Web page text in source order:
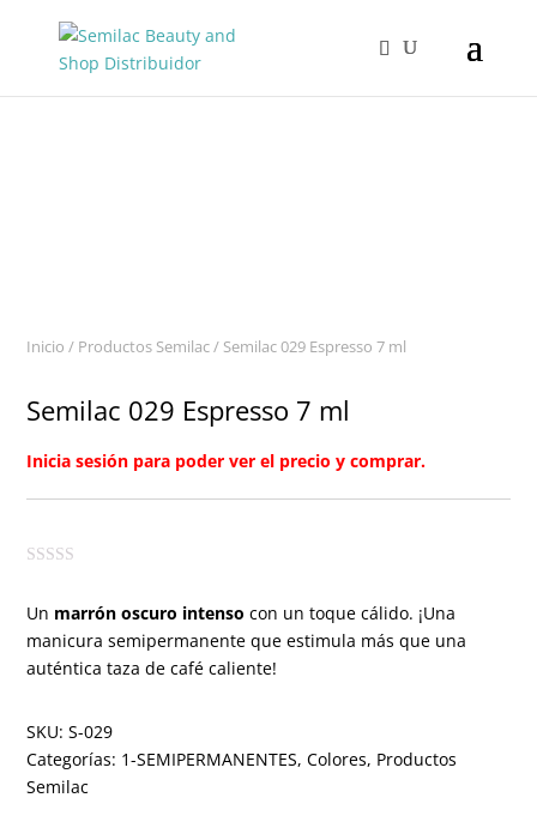
Inicio / Productos Semilac/ Semilac 029 Espresso 7 ml
Semilac 029 Espresso 7 ml
Inicia sesión para poder ver el precio y comprar.
Un marrón oscuro intenso con un toque cálido. ¡Una
manicura semipermanente que estimula más que una
auténtica taza de café caliente!
SKU:S-029
Categorías: 1-SEMIPERMANENTES,Colores, Productos
Semilac